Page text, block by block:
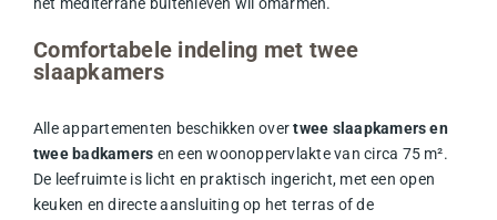
het mediterrane buitenleven wil omarmen.
Comfortabele indeling met twee
slaapkamers
Alle appartementen beschikken overtwee slaapkamers en
twee badkamers en een woonoppervlakte van circa 75 m².
De leefruimte is licht en praktisch ingericht, met een open
keuken en directe aansluiting op het terras of de